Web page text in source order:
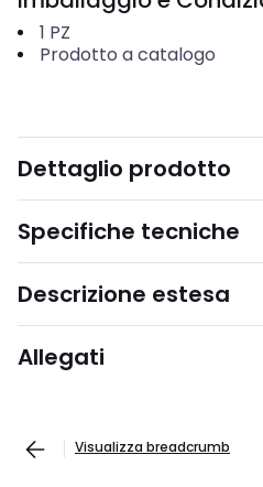
1 PZ
Prodotto a catalogo
Dettaglio prodotto
Specifiche tecniche
Descrizione estesa
Allegati
Visualizza breadcrumb